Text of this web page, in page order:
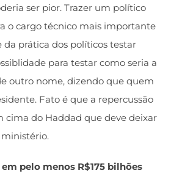
ser pior. Trazer um político
o cargo técnico mais importante
da prática dos políticos testar
para testar como seria a
outro nome, dizendo que quem
Fato é que a repercussão
cima do Haddad que deve deixar
pelo menos R$175 bilhões